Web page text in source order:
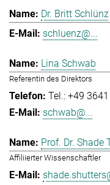
Dr. Britt Schlünz
schluenz@...
Lina Schwab
Referentin des Direktors
Tel.: +49
schwab@...
Prof. Dr. Shade
Affiliierter Wissenschaftler